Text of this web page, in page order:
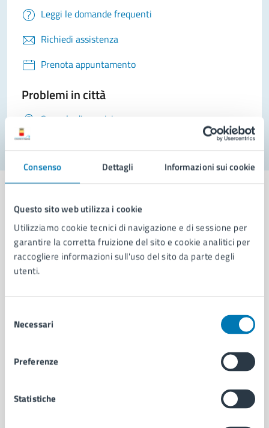
Consenso Dettagli Informazioni sui cookie
Questo sito web utilizza i cookie
Utilizziamo cookie tecnici di navigazione e di sessione per
garantire la corretta fruizione del sito e cookie analitici per
raccogliere informazioni sull'uso del sito da parte degli
utenti.
delNecessari
Preferenze
Statistiche
Leggi le domande frequenti
Richiedi assistenza
Prenota appuntamento
Problemi in città
Segnala disservizio
Comune di Napoli
AMMINISTRAZIONE
Municipalità
Politici
Documenti e dati
Intranet, posta aziendale e protocollo